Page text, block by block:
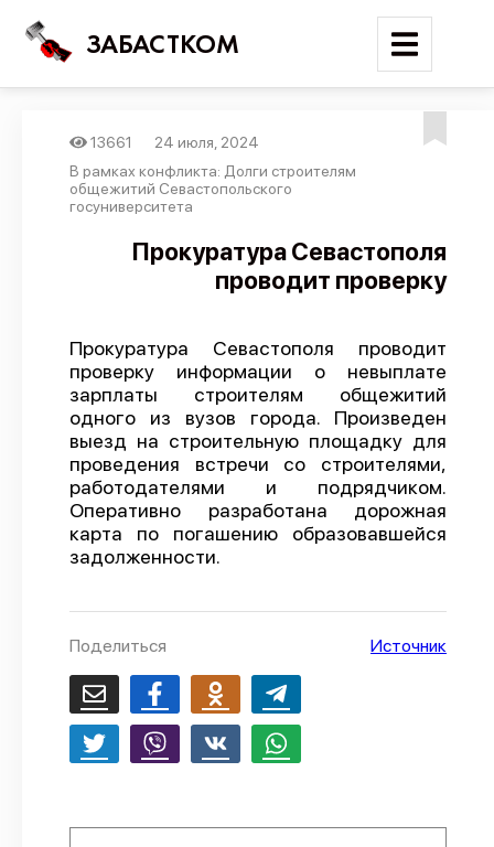
ЗАБАСТКОМ
Войти
Новости
Карта событий
Трудовые конфликты
Отчеты
Предложить публикацию
Справочник
О проекте
Политика конфиденциальности
13661
24 июля, 2024
В рамках конфликта: Долги строителям
общежитий Севастопольского
госуниверситета
Прокуратура Севастополя
проводит проверку
Прокуратура Севастополя проводит
проверку информации о невыплате
зарплаты строителям общежитий
одного из вузов города. Произведен
выезд на строительную площадку для
проведения встречи со строителями,
работодателями и подрядчиком.
Оперативно разработана дорожная
карта по погашению образовавшейся
задолженности.
Поделиться Источник